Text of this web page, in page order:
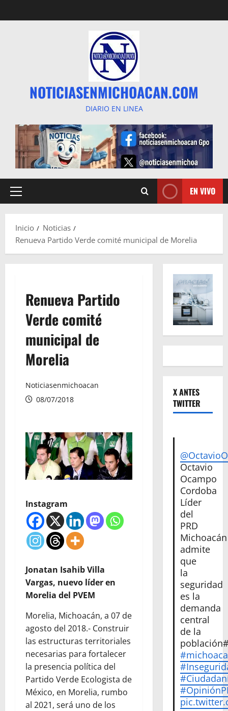
al
NOTICIASENMICHOACAN.COM
DIARIO EN LINEA
Menú
EN VIVO
Inicio
Noticias
Renueva Partido Verde comité municipal de Morelia
Renueva Partido
Verde comité
municipal de
Morelia
Noticiasenmichoacan
08/07/2018
Instagram
Jonatan Isahib Villa
Vargas, nuevo líder en
Morelia del PVEM
Morelia, Michoacán, a 07 de
agosto del 2018.- Construir
las estructuras territoriales
necesarias para fortalecer
la presencia política del
Partido Verde Ecologista de
México, en Morelia, rumbo
al 2021, será uno de los
X ANTES
TWITTER
Octavio
Ocampo
Cordoba
Líder
del
PRD
Michoacán
admite
que
la
seguridad
es la
demanda
central
de la